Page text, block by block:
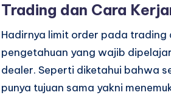
Trading dan Cara
Hadirnya limit order pada trading
pengetahuan yang wajib
dealer. Seperti diketahui bahwa
punya tujuan sama yakni